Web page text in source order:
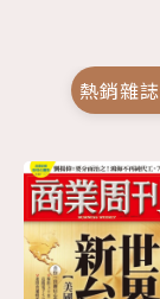
熱銷雜誌